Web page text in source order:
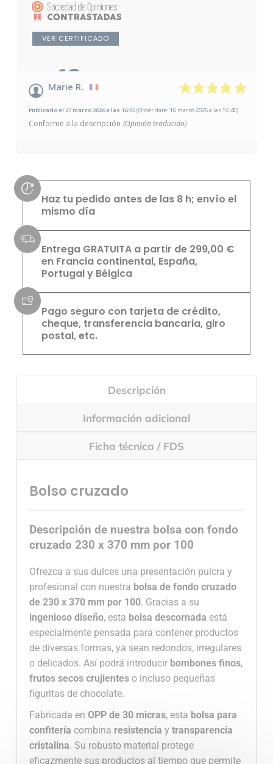
VER CERTIFICADO
10/10
Basado en 1 opinión
Marie R.
Publicado el 27 marzo 2026 a las 16:55(Order date: 16 marzo 2026 a las 16:40)
Conforme a la descripción (Opinión traducido)
Haz tu pedido antes de las 8 h; envío el
mismo día
Entrega GRATUITA a partir de 299,00 €
en Francia continental, España,
Portugal y Bélgica
Pago seguro con tarjeta de crédito,
cheque, transferencia bancaria, giro
postal, etc.
Descripción
Información adicional
Ficha técnica / FDS
Bolso cruzado
Descripción de nuestra bolsa con fondo
cruzado 230 x 370 mm por 100
Ofrezca a sus dulces una presentación pulcra y
profesional con nuestra bolsa de fondo cruzado
de 230 x 370 mm por 100. Gracias a su
ingenioso diseño, esta bolsa descornada está
especialmente pensada para contener productos
de diversas formas, ya sean redondos, irregulares
o delicados. Así podrá introducir bombones finos,
frutos secos crujienteso incluso pequeñas
figuritas de chocolate.
Fabricada en OPP de 30 micras, esta bolsa para
confitería combina resistencia y transparencia
cristalina. Su robusto material protege
eficazmente sus productos al tiempo que permite